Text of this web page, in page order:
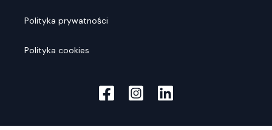
Polityka prywatności
Polityka cookies